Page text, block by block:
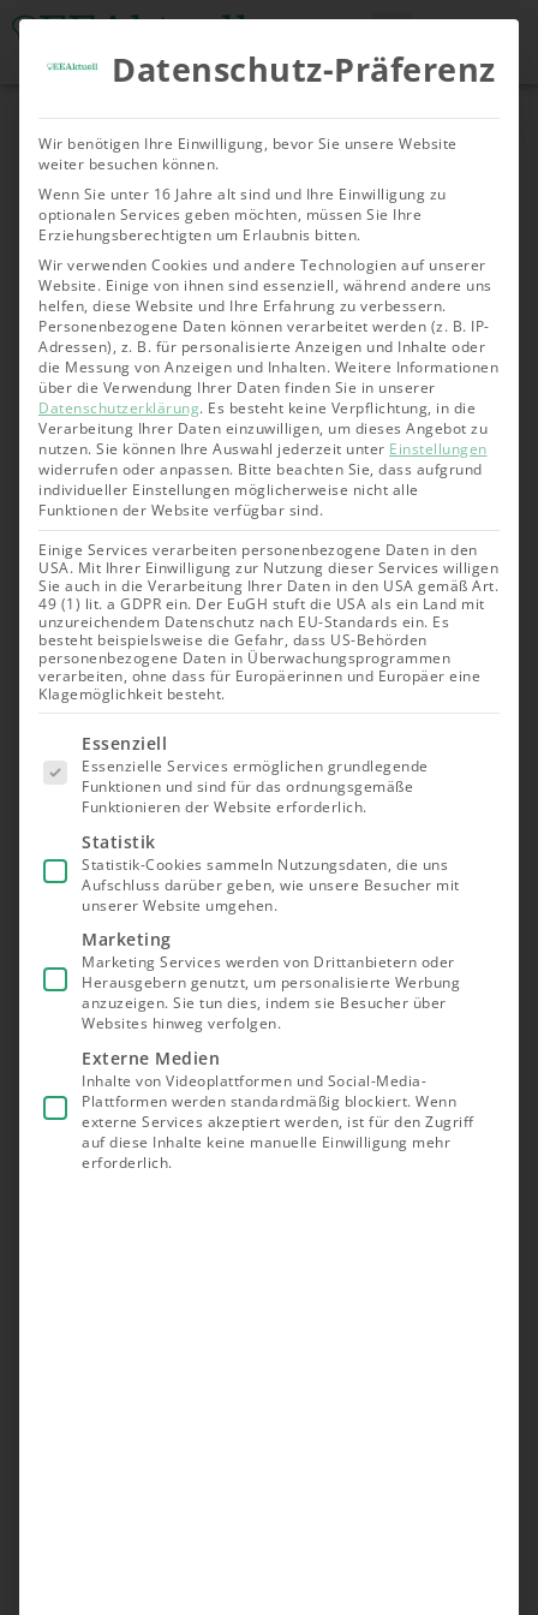
Nachhaltige
Investments
Allgemein Bioenergie
Madlen Schröder
Expertin für nachhaltiges
Investieren
Madlen Schröder ist eine innovations- und
zukunftsbegeisterte Investment-Expertin. Mit
ihrer Leidenschaft für nachhaltige Ideen, grüne
Technologien und wirkungsorientierte
Geldanlagen verbindet sie fundiertes
Fachwissen mit inspirierendem Storytelling.
Besonders fasziniert sie der Gedanke, Kapital
gezielt für eine bessere Zukunft einzusetzen
und genau das bringt sie in ihren Texten auf
den Punkt.
„Was heute bewiesen ist, war einst nur
vorgestellt.“
William Blake
Datenschutz-Präferenz
Wir benötigen Ihre Einwilligung, bevor Sie unsere Website
weiter besuchen können.
Wenn Sie unter 16 Jahre alt sind und Ihre Einwilligung zu
optionalen Services geben möchten, müssen Sie Ihre
Erziehungsberechtigten um Erlaubnis bitten.
Wir verwenden Cookies und andere Technologien auf unserer
Website. Einige von ihnen sind essenziell, während andere uns
helfen, diese Website und Ihre Erfahrung zu verbessern.
Personenbezogene Daten können verarbeitet werden (z. B. IP-
Adressen), z. B. für personalisierte Anzeigen und Inhalte oder
die Messung von Anzeigen und Inhalten. Weitere Informationen
über die Verwendung Ihrer Daten finden Sie in unserer
Datenschutzerklärung. Es besteht keine Verpflichtung, in die
Verarbeitung Ihrer Daten einzuwilligen, um dieses Angebot zu
nutzen. Sie können Ihre Auswahl jederzeit unter Einstellungen
widerrufen oder anpassen. Bitte beachten Sie, dass aufgrund
individueller Einstellungen möglicherweise nicht alle
Funktionen der Website verfügbar sind.
Einige Services verarbeiten personenbezogene Daten in den
USA. Mit Ihrer Einwilligung zur Nutzung dieser Services willigen
Sie auch in die Verarbeitung Ihrer Daten in den USA gemäß Art.
49 (1) lit. a GDPR ein. Der EuGH stuft die USA als ein Land mit
unzureichendem Datenschutz nach EU-Standards ein. Es
besteht beispielsweise die Gefahr, dass US-Behörden
personenbezogene Daten in Überwachungsprogrammen
verarbeiten, ohne dass für Europäerinnen und Europäer eine
Klagemöglichkeit besteht.
Es folgt
eine Liste
der Service-
Gruppen,
für die eine
Einwilligung
erteilt
werden
kann. Die
erste
Service-
Gruppe ist
essenziell
und kann
nicht
abgewählt
Essenziell
Essenzielle Services ermöglichen grundlegende
Funktionen und sind für das ordnungsgemäße
Funktionieren der Website erforderlich.
Statistik
Statistik-Cookies sammeln Nutzungsdaten, die uns
Aufschluss darüber geben, wie unsere Besucher mit
unserer Website umgehen.
Marketing
Marketing Services werden von Drittanbietern oder
Herausgebern genutzt, um personalisierte Werbung
anzuzeigen. Sie tun dies, indem sie Besucher über
Websites hinweg verfolgen.
Externe Medien
Inhalte von Videoplattformen und Social-Media-
Plattformen werden standardmäßig blockiert. Wenn
externe Services akzeptiert werden, ist für den Zugriff
auf diese Inhalte keine manuelle Einwilligung mehr
erforderlich.